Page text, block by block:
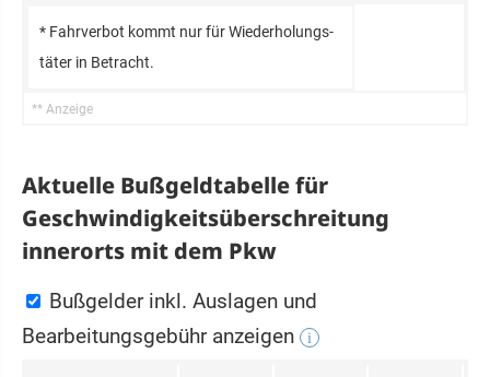
* Fahr­verbot kommt nur für Wie­der­holungs­
täter in Be­tracht.
Aktuelle Bußgeldtabelle für
Geschwindigkeitsüberschreitung
innerorts mit dem Pkw
Bußgelder inkl. Auslagen und
Bearbeitungsgebühr anzeigen
i